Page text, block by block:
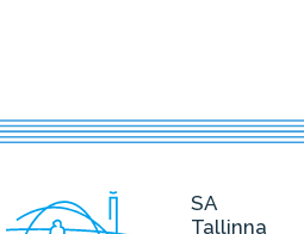
SA
Tallinna